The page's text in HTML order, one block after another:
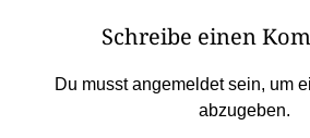
Schreibe einen
Du musstangemeldetsein, um
abzugeben.